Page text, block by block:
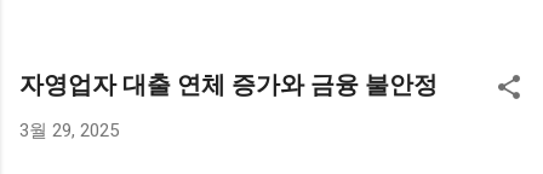
자영업자 대출 연체 증가와 금융 불안정
3월 29, 2025